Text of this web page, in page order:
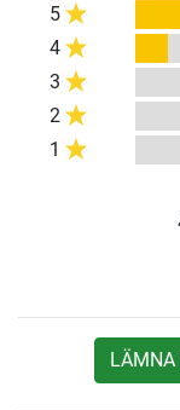
5
4
3
2
1
LÄMNA